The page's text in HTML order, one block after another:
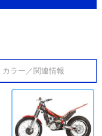
カラー／関連情報